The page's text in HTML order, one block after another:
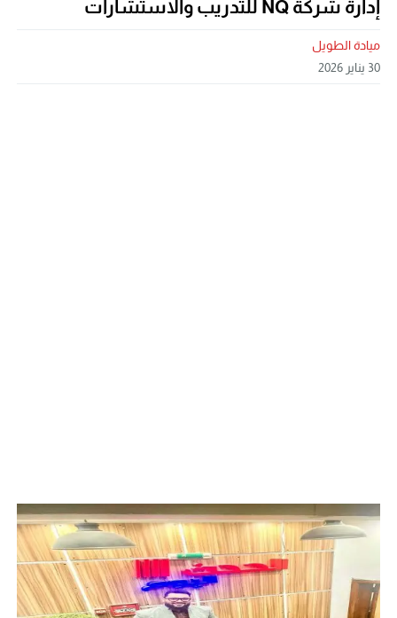
إدارة شركة NQ للتدريب والاستشارات
ميادة الطويل
30 يناير 2026